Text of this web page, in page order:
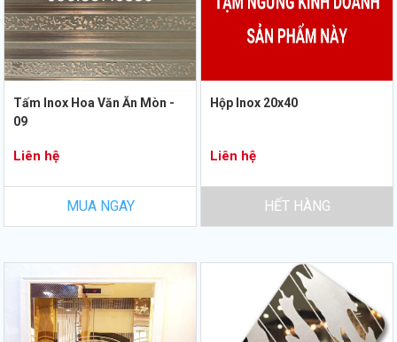
Tấm Inox Hoa Văn Ăn Mòn -
09
Liên hệ
MUA NGAY
Hộp Inox 20x40
Liên hệ
HẾT HÀNG